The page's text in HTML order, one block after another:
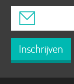
Inschrijven